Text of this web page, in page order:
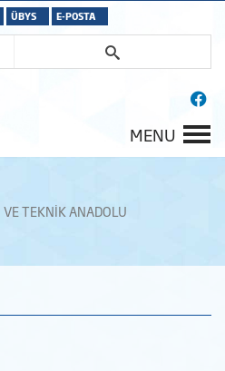
ÜBYS E-POSTA
MENU
TEKNİK ANADOLU